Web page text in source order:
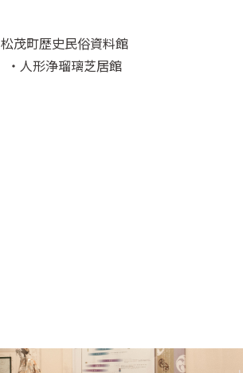
松茂町歴史民俗資料館
・人形浄瑠璃芝居館